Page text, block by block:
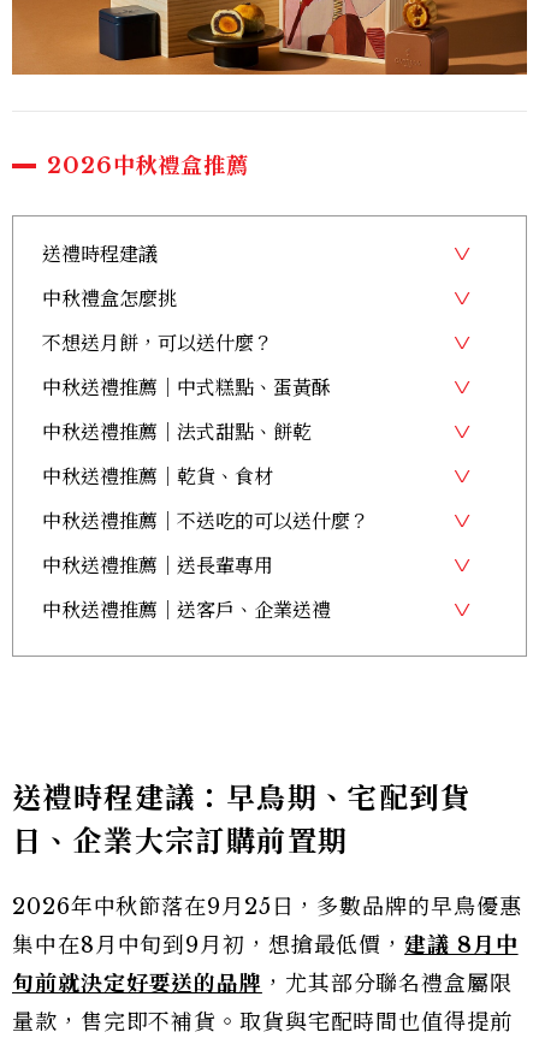
2026中秋禮盒推薦
送禮時程建議
中秋禮盒怎麼挑
不想送月餅，可以送什麼？
中秋送禮推薦｜中式糕點、蛋黃酥
中秋送禮推薦｜法式甜點、餅乾
中秋送禮推薦｜乾貨、食材
中秋送禮推薦｜不送吃的可以送什麼？
中秋送禮推薦｜送長輩專用
中秋送禮推薦｜送客戶、企業送禮
送禮時程建議：早鳥期、宅配到貨
日、企業大宗訂購前置期
2026年中秋節落在9月25日，多數品牌的早鳥優惠
集中在8月中旬到9月初，想搶最低價，建議 8月中
旬前就決定好要送的品牌 ，尤其部分聯名禮盒屬限
量款，售完即不補貨。取貨與宅配時間也值得提前